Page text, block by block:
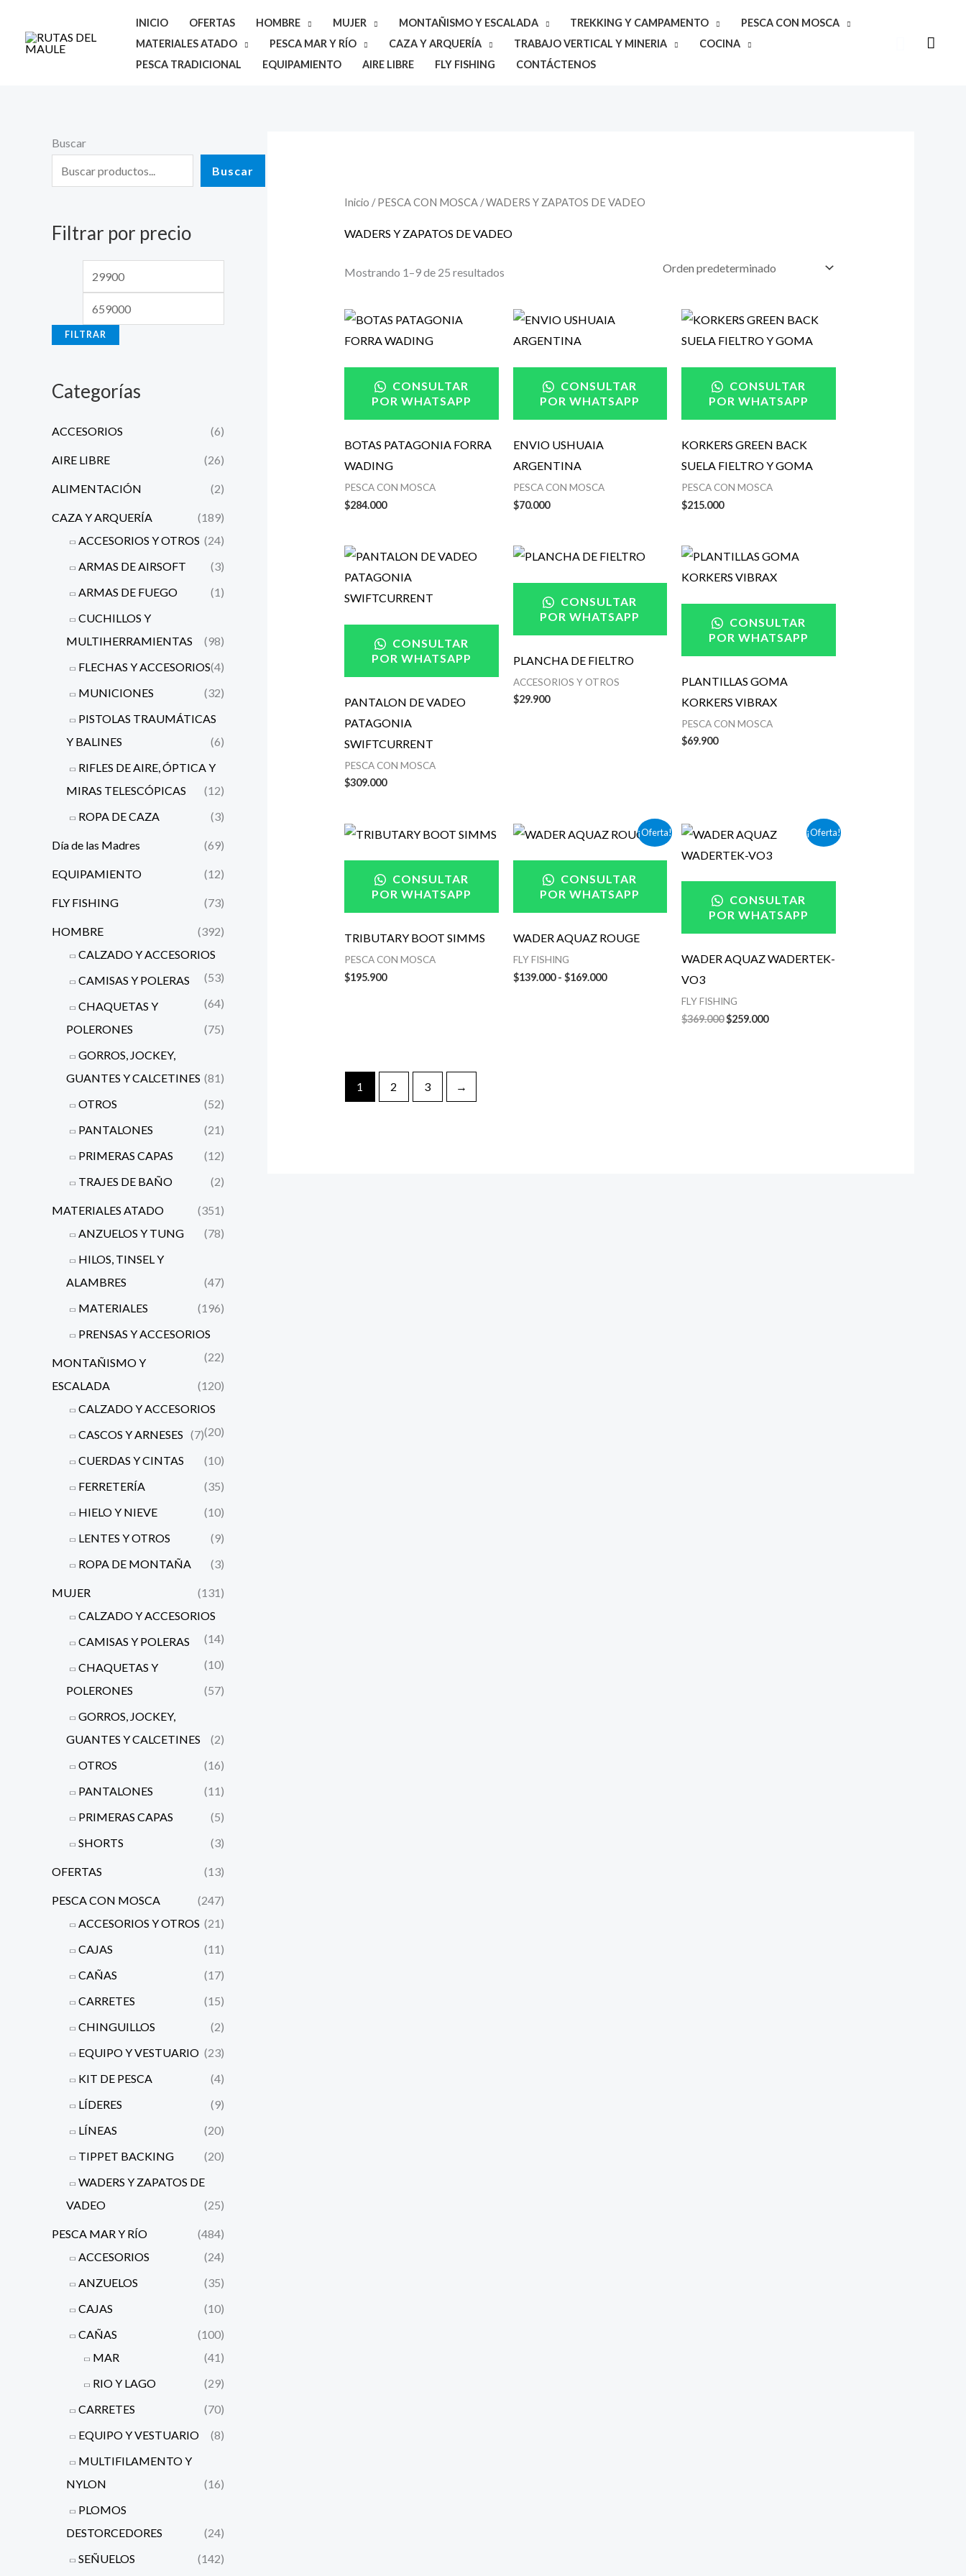
contenido
INICIO OFERTAS HOMBRE MUJER MONTAÑISMO Y ESCALADA TREKKING Y CAMPAMENTO
PESCA CON MOSCA
MATERIALES ATADO
PESCA MAR Y RÍO CAZA Y ARQUERÍA TRABAJO VERTICAL Y MINERIA
COCINA
PESCA TRADICIONAL
EQUIPAMIENTO AIRE LIBRE FLY FISHING CONTÁCTENOS
Buscar
Buscar
Buscar
Filtrar por precio
P
e
i
o
n
e
o
FILTRAR
Categorías
ACCESORIOS (6)
AIRE LIBRE (26)
ALIMENTACIÓN (2)
CAZA Y ARQUERÍA
(189)
ACCESORIOS Y OTROS (24)
ARMAS DE AIRSOFT
(3)
ARMAS DE FUEGO
(1)
CUCHILLOS Y
MULTIHERRAMIENTAS
(98)
FLECHAS Y ACCESORIOS(4)
MUNICIONES
(32)
PISTOLAS TRAUMÁTICAS
Y BALINES
(6)
RIFLES DE AIRE, ÓPTICA Y
MIRAS TELESCÓPICAS
(12)
ROPA DE CAZA
(3)
Día de las Madres (69)
EQUIPAMIENTO (12)
FLY FISHING (73)
HOMBRE
(392)
CALZADO Y ACCESORIOS
(53)
CAMISAS Y POLERAS
(64)
CHAQUETAS Y
POLERONES
(75)
GORROS, JOCKEY,
GUANTES Y CALCETINES (81)
OTROS
(52)
PANTALONES
(21)
PRIMERAS CAPAS
(12)
TRAJES DE BAÑO
(2)
MATERIALES ATADO
(351)
ANZUELOS Y TUNG
(78)
HILOS, TINSEL Y
ALAMBRES
(47)
MATERIALES
(196)
PRENSAS Y ACCESORIOS
(22)
MONTAÑISMO Y
ESCALADA
(120)
CALZADO Y ACCESORIOS
(20)
CASCOS Y ARNESES (7)
CUERDAS Y CINTAS
(10)
FERRETERÍA
(35)
HIELO Y NIEVE
(10)
LENTES Y OTROS
(9)
ROPA DE MONTAÑA
(3)
MUJER
(131)
CALZADO Y ACCESORIOS
(14)
CAMISAS Y POLERAS
(10)
CHAQUETAS Y
POLERONES
(57)
GORROS, JOCKEY,
GUANTES Y CALCETINES
(2)
OTROS
(16)
PANTALONES
(11)
PRIMERAS CAPAS
(5)
SHORTS
(3)
OFERTAS (13)
PESCA CON MOSCA
(247)
ACCESORIOS Y OTROS (21)
CAJAS
(11)
CAÑAS
(17)
CARRETES
(15)
CHINGUILLOS
(2)
EQUIPO Y VESTUARIO (23)
KIT DE PESCA
(4)
LÍDERES
(9)
LÍNEAS
(20)
TIPPET BACKING
(20)
WADERS Y ZAPATOS DE
VADEO
(25)
PESCA MAR Y RÍO
(484)
ACCESORIOS
(24)
ANZUELOS
(35)
CAJAS
(10)
CAÑAS
(100)
MAR
(41)
RIO Y LAGO
(29)
CARRETES
(70)
EQUIPO Y VESTUARIO
(8)
MULTIFILAMENTO Y
NYLON
(16)
PLOMOS
DESTORCEDORES
(24)
SEÑUELOS
(142)
Inicio /PESCA CON MOSCA/ WADERS Y ZAPATOS DE VADEO
WADERS Y ZAPATOS DE VADEO
Mostrando 1–9 de 25 resultados
CONSULTAR
POR WHATSAPP
BOTAS PATAGONIA FORRA
WADING
PESCA CON MOSCA
$284.000
CONSULTAR
POR WHATSAPP
ENVIO USHUAIA
ARGENTINA
PESCA CON MOSCA
$70.000
CONSULTAR
POR WHATSAPP
KORKERS GREEN BACK
SUELA FIELTRO Y GOMA
PESCA CON MOSCA
$215.000
CONSULTAR
POR WHATSAPP
PANTALON DE VADEO
PATAGONIA
SWIFTCURRENT
PESCA CON MOSCA
$309.000
CONSULTAR
POR WHATSAPP
PLANCHA DE FIELTRO
ACCESORIOS Y OTROS
$29.900
CONSULTAR
POR WHATSAPP
PLANTILLAS GOMA
KORKERS VIBRAX
PESCA CON MOSCA
$69.900
CONSULTAR
POR WHATSAPP
TRIBUTARY BOOT SIMMS
PESCA CON MOSCA
$195.900
¡Oferta!
CONSULTAR
POR WHATSAPP
WADER AQUAZ ROUGE
FLY FISHING
$139.000 - $169.000
Rango
de
$139.000
hasta
¡Oferta!
CONSULTAR
POR WHATSAPP
WADER AQUAZ WADERTEK-
VO3
FLY FISHING
$369.000
El
precio
original
$369.000.
$259.000
El
precio
actual
$259.000.
1 2 3 →